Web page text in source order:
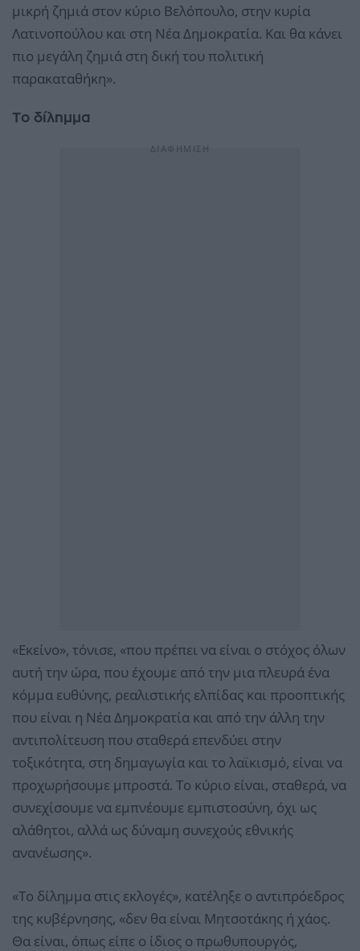
μικρή ζημιά στον κύριο Βελόπουλο, στην κυρία
Λατινοπούλου και στη Νέα Δημοκρατία. Και θα κάνει
πιο μεγάλη ζημιά στη δική του πολιτική
παρακαταθήκη».
Το δίλημμα
«Εκείνο», τόνισε, «που πρέπει να είναι ο στόχος όλων
αυτή την ώρα, που έχουμε από την μια πλευρά ένα
κόμμα ευθύνης, ρεαλιστικής ελπίδας και προοπτικής
που είναι η Νέα Δημοκρατία και από την άλλη την
αντιπολίτευση που σταθερά επενδύει στην
τοξικότητα, στη δημαγωγία και το λαϊκισμό, είναι να
προχωρήσουμε μπροστά. Το κύριο είναι, σταθερά, να
συνεχίσουμε να εμπνέουμε εμπιστοσύνη, όχι ως
αλάθητοι, αλλά ως δύναμη συνεχούς εθνικής
ανανέωσης».
«Το δίλημμα στις εκλογές», κατέληξε ο αντιπρόεδρος
της κυβέρνησης, «δεν θα είναι Μητσοτάκης ή χάος.
Θα είναι, όπως είπε ο ίδιος ο πρωθυπουργός,